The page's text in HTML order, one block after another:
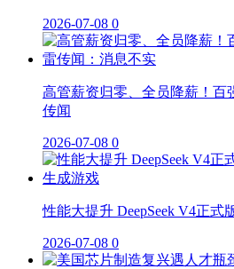
2026-07-08 0
高管薪资归零、全员降薪！百
传闻
2026-07-08 0
性能大提升 DeepSeek V4正式
2026-07-08 0